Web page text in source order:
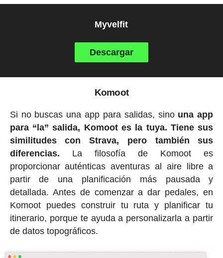
Myvelfit
Descargar
Komoot
Si no buscas una app para salidas, sino una app
para “la” salida, Komoot es la tuya. Tiene sus
similitudes con Strava, pero también sus
diferencias. La filosofía de Komoot es
proporcionar auténticas aventuras al aire libre a
partir de una planificación más pausada y
detallada. Antes de comenzar a dar pedales, en
Komoot puedes construir tu ruta y planificar tu
itinerario, porque te ayuda a personalizarla a partir
de datos topográficos.